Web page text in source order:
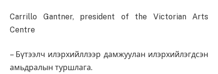
Carrillo Gantner, president of the Victorian Arts
Centre
– Бүтээлч илэрхийллээр дамжуулан илэрхийлэгдсэн
амьдралын туршлага.